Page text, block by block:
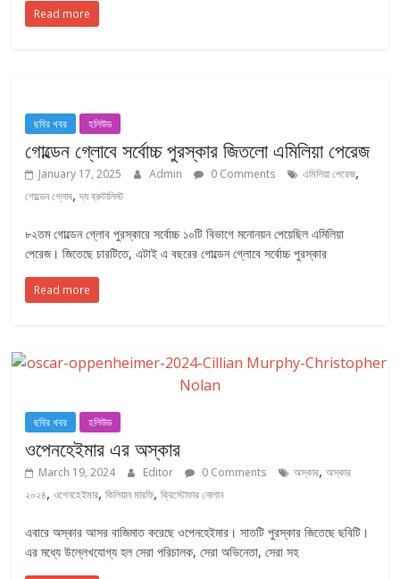
Read more
ছবির খবর হলিউড
গোল্ডেন গ্লোবে সর্বোচ্চ পুরস্কার জিতলো এমিলিয়া পেরেজ
January 17, 2025 Admin 0 Comments এমিলিয়া পেরেজ,
গোল্ডেন গ্লোব,দ্য ব্রুটালিস্ট
৮২তম গোল্ডেন গ্লোব পুরস্কারে সর্বোচ্চ ১০টি বিভাগে মনোনয়ন পেয়েছিল এমিলিয়া
পেরেজ। জিতেছে চারটিতে, এটাই এ বছরের গোল্ডেন গ্লোবে সর্বোচ্চ পুরস্কার
Read more
ছবির খবর হলিউড
ওপেনহেইমার এর অস্কার
March 19, 2024 Editor 0 Comments অস্কার,অস্কার
২০২৪,ওপেনহেইমার,কিলিয়ান মারফি,ক্রিস্টোফার নোলান
এবারে অস্কার আসর বাজিমাত করেছে ওপেনহেইমার। সাতটি পুরস্কার জিতেছে ছবিটি।
এর মধ্যে উল্লেখযোগ্য হল সেরা পরিচালক, সেরা অভিনেতা, সেরা সহ